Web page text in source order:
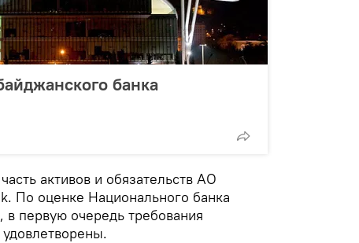
банка
активов и обязательств АО
По оценке Национального банка
в первую очередь требования